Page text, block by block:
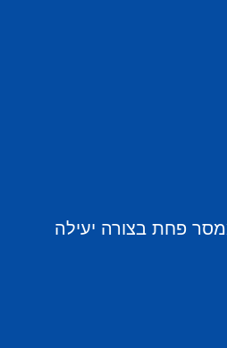
פחת בצורה יעילה